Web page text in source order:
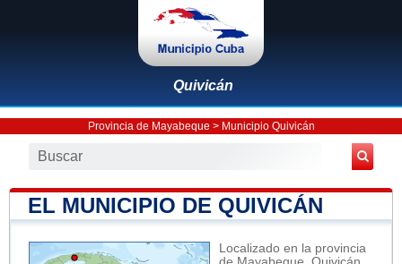
Quivicán
Provincia de Mayabeque > Municipio Quivicán
EL MUNICIPIO DE QUIVICÁN
Localizado en la provincia